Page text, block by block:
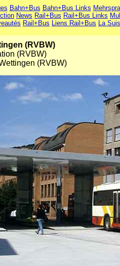
Bahn+Bus Bahn+Bus Links
News Rail+Bus Rail+Bus Links
Rail+Bus Liens Rail+Bus La
(RVBW)
(RVBW)
(RVBW)